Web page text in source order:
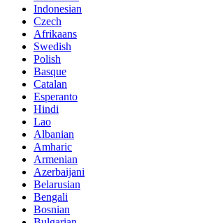
Indonesian
Czech
Afrikaans
Swedish
Polish
Basque
Catalan
Esperanto
Hindi
Lao
Albanian
Amharic
Armenian
Azerbaijani
Belarusian
Bengali
Bosnian